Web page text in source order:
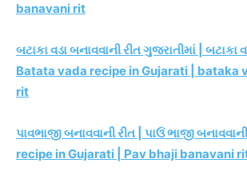
banavani rit
બટાકા વડા બનાવવાની રીત ગુજરાતીમાં | બટાકા
Batata vada recipe in Gujarati | bataka
rit
પાવભાજી બનાવવાની રીત | પાઉં ભાજી
recipe in Gujarati | Pav bhaji banavani